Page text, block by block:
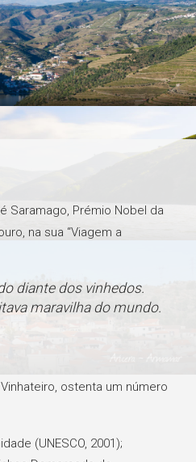
Saramago, Prémio Nobel da
na sua “Viagem a
diante dos vinhedos.
maravilha do mundo.
ostenta um número
(UNESCO, 2001);